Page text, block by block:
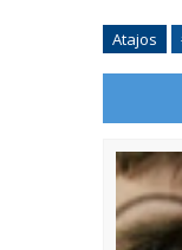
Atajos